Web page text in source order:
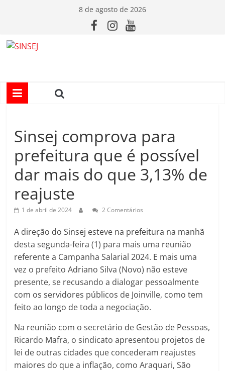
conteúdo
8 de agosto de 2026
I
S
E
Sinsej comprova para
prefeitura que é possível
dar mais do que 3,13% de
reajuste
1 de abril de 2024 2 Comentários
A direção do Sinsej esteve na prefeitura na manhã
desta segunda-feira (1) para mais uma reunião
referente a Campanha Salarial 2024. E mais uma
vez o prefeito Adriano Silva (Novo) não esteve
presente, se recusando a dialogar pessoalmente
com os servidores públicos de Joinville, como tem
feito ao longo de toda a negociação.
Na reunião com o secretário de Gestão de Pessoas,
Ricardo Mafra, o sindicato apresentou projetos de
lei de outras cidades que concederam reajustes
maiores do que a inflação, como Araquari, São